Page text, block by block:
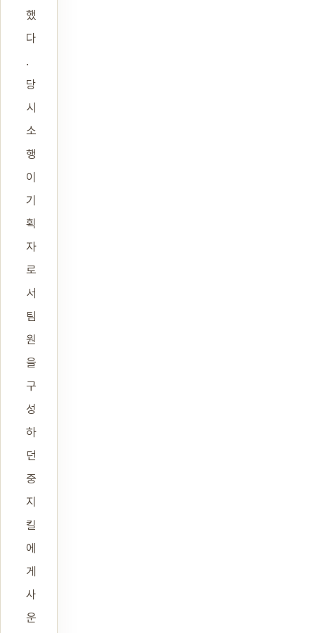
했
다
.
당
시
소
행
이
기
획
자
로
서
팀
원
을
구
성
하
던
중
지
킬
에
게
사
운